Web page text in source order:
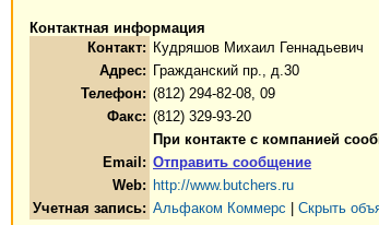
Контактная информация
Контакт: Кудряшов Михаил Геннадьевич
Адрес: Гражданский пр., д.30
Телефон: (812) 294-82-08, 09
Факс: (812) 329-93-20
При контакте с компанией
Email: Отправить сообщение
Web: http://www.butchers.ru
Учетная запись: Альфаком Коммерс Скрыть